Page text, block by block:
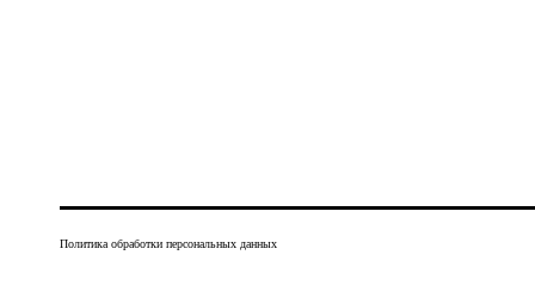
Политика обработки персональных данных